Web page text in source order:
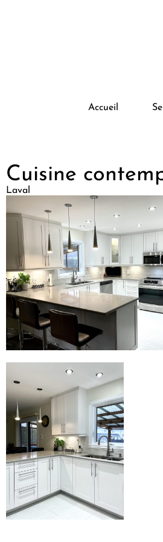
Accueil
Cuisine
Laval